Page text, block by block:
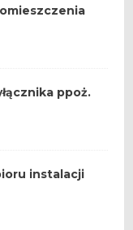
ppoż.
instalacji